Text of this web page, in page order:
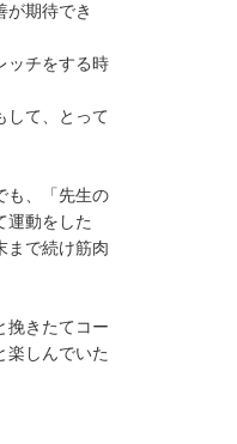
が期待でき
ッチをする時
して、とって
も、「先生の
運動をした
まで続け筋肉
挽きたてコー
楽しんでいた